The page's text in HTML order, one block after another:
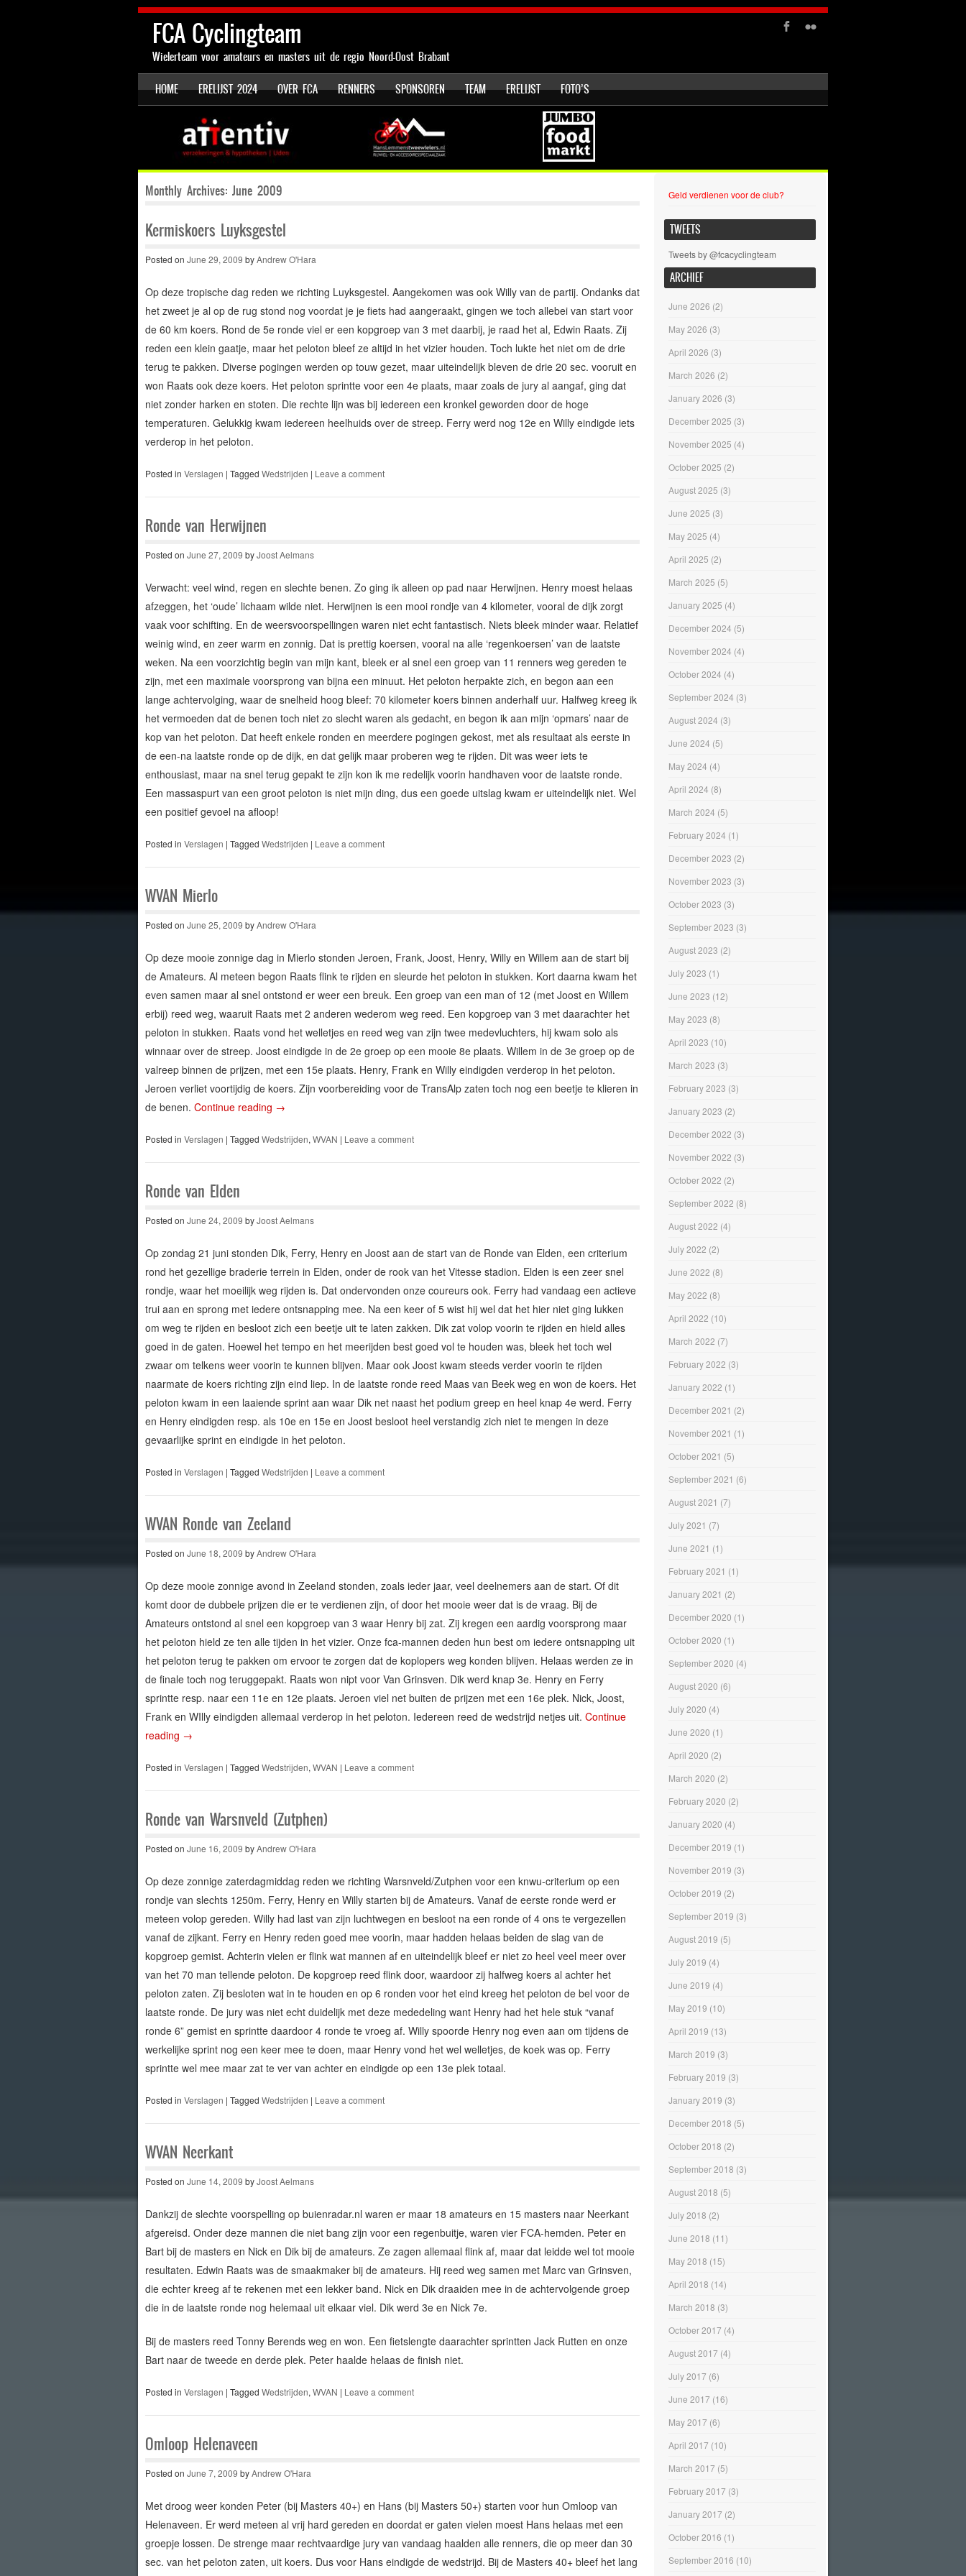
FCA Cyclingteam
Wielerteam voor amateurs en masters uit de regio Noord-Oost Brabant
Menu
SKIP TO CONTENT
HOME ERELIJST 2024 OVER FCA RENNERS SPONSOREN TEAM ERELIJST FOTO’S
Monthly Archives: June 2009
Kermiskoers Luyksgestel
Posted on June 29, 2009 byAndrew O'Hara
Op deze tropische dag reden we richting Luyksgestel. Aangekomen was ook Willy van de partij. Ondanks dat
het zweet je al op de rug stond nog voordat je je fiets had aangeraakt, gingen we toch allebei van start voor
de 60 km koers. Rond de 5e ronde viel er een kopgroep van 3 met daarbij, je raad het al, Edwin Raats. Zij
reden een klein gaatje, maar het peloton bleef ze altijd in het vizier houden. Toch lukte het niet om de drie
terug te pakken. Diverse pogingen werden op touw gezet, maar uiteindelijk bleven de drie 20 sec. vooruit en
won Raats ook deze koers. Het peloton sprintte voor een 4e plaats, maar zoals de jury al aangaf, ging dat
niet zonder harken en stoten. Die rechte lijn was bij iedereen een kronkel geworden door de hoge
temperaturen. Gelukkig kwam iedereen heelhuids over de streep. Ferry werd nog 12e en Willy eindigde iets
verderop in het peloton.
Posted in Verslagen | Tagged Wedstrijden | Leave a comment
Ronde van Herwijnen
Posted on June 27, 2009 byJoost Aelmans
Verwacht: veel wind, regen en slechte benen. Zo ging ik alleen op pad naar Herwijnen. Henry moest helaas
afzeggen, het ‘oude’ lichaam wilde niet. Herwijnen is een mooi rondje van 4 kilometer, vooral de dijk zorgt
vaak voor schifting. En de weersvoorspellingen waren niet echt fantastisch. Niets bleek minder waar. Relatief
weinig wind, en zeer warm en zonnig. Dat is prettig koersen, vooral na alle ‘regenkoersen’ van de laatste
weken. Na een voorzichtig begin van mijn kant, bleek er al snel een groep van 11 renners weg gereden te
zijn, met een maximale voorsprong van bijna een minuut. Het peloton herpakte zich, en begon aan een
lange achtervolging, waar de snelheid hoog bleef: 70 kilometer koers binnen anderhalf uur. Halfweg kreeg ik
het vermoeden dat de benen toch niet zo slecht waren als gedacht, en begon ik aan mijn ‘opmars’ naar de
kop van het peloton. Dat heeft enkele ronden en meerdere pogingen gekost, met als resultaat als eerste in
de een-na laatste ronde op de dijk, en dat gelijk maar proberen weg te rijden. Dit was weer iets te
enthousiast, maar na snel terug gepakt te zijn kon ik me redelijk voorin handhaven voor de laatste ronde.
Een massaspurt van een groot peloton is niet mijn ding, dus een goede uitslag kwam er uiteindelijk niet. Wel
een positief gevoel na afloop!
Posted in Verslagen | Tagged Wedstrijden | Leave a comment
WVAN Mierlo
Posted on June 25, 2009 byAndrew O'Hara
Op deze mooie zonnige dag in Mierlo stonden Jeroen, Frank, Joost, Henry, Willy en Willem aan de start bij
de Amateurs. Al meteen begon Raats flink te rijden en sleurde het peloton in stukken. Kort daarna kwam het
even samen maar al snel ontstond er weer een breuk. Een groep van een man of 12 (met Joost en Willem
erbij) reed weg, waaruit Raats met 2 anderen wederom weg reed. Een kopgroep van 3 met daarachter het
peloton in stukken. Raats vond het welletjes en reed weg van zijn twee medevluchters, hij kwam solo als
winnaar over de streep. Joost eindigde in de 2e groep op een mooie 8e plaats. Willem in de 3e groep op de
valreep binnen de prijzen, met een 15e plaats. Henry, Frank en Willy eindigden verderop in het peloton.
Jeroen verliet voortijdig de koers. Zijn voorbereiding voor de TransAlp zaten toch nog een beetje te klieren in
de benen. Continue reading →
Posted in Verslagen | Tagged Wedstrijden, WVAN | Leave a comment
Ronde van Elden
Posted on June 24, 2009 byJoost Aelmans
Op zondag 21 juni stonden Dik, Ferry, Henry en Joost aan de start van de Ronde van Elden, een criterium
rond het gezellige braderie terrein in Elden, onder de rook van het Vitesse stadion. Elden is een zeer snel
rondje, waar het moeilijk weg rijden is. Dat ondervonden onze coureurs ook. Ferry had vandaag een actieve
trui aan en sprong met iedere ontsnapping mee. Na een keer of 5 wist hij wel dat het hier niet ging lukken
om weg te rijden en besloot zich een beetje uit te laten zakken. Dik zat volop voorin te rijden en hield alles
goed in de gaten. Hoewel het tempo en het meerijden best goed vol te houden was, bleek het toch wel
zwaar om telkens weer voorin te kunnen blijven. Maar ook Joost kwam steeds verder voorin te rijden
naarmate de koers richting zijn eind liep. In de laatste ronde reed Maas van Beek weg en won de koers. Het
peloton kwam in een laaiende sprint aan waar Dik net naast het podium greep en heel knap 4e werd. Ferry
en Henry eindigden resp. als 10e en 15e en Joost besloot heel verstandig zich niet te mengen in deze
gevaarlijke sprint en eindigde in het peloton.
Posted in Verslagen | Tagged Wedstrijden | Leave a comment
WVAN Ronde van Zeeland
Posted on June 18, 2009 byAndrew O'Hara
Op deze mooie zonnige avond in Zeeland stonden, zoals ieder jaar, veel deelnemers aan de start. Of dit
komt door de dubbele prijzen die er te verdienen zijn, of door het mooie weer dat is de vraag. Bij de
Amateurs ontstond al snel een kopgroep van 3 waar Henry bij zat. Zij kregen een aardig voorsprong maar
het peloton hield ze ten alle tijden in het vizier. Onze fca-mannen deden hun best om iedere ontsnapping uit
het peloton terug te pakken om ervoor te zorgen dat de koplopers weg konden blijven. Helaas werden ze in
de finale toch nog teruggepakt. Raats won nipt voor Van Grinsven. Dik werd knap 3e. Henry en Ferry
sprintte resp. naar een 11e en 12e plaats. Jeroen viel net buiten de prijzen met een 16e plek. Nick, Joost,
Frank en WIlly eindigden allemaal verderop in het peloton. Iedereen reed de wedstrijd netjes uit. Continue
reading →
Posted in Verslagen | Tagged Wedstrijden, WVAN | Leave a comment
Ronde van Warsnveld (Zutphen)
Posted on June 16, 2009 byAndrew O'Hara
Op deze zonnige zaterdagmiddag reden we richting Warsnveld/Zutphen voor een knwu-criterium op een
rondje van slechts 1250m. Ferry, Henry en Willy starten bij de Amateurs. Vanaf de eerste ronde werd er
meteen volop gereden. Willy had last van zijn luchtwegen en besloot na een ronde of 4 ons te vergezellen
vanaf de zijkant. Ferry en Henry reden goed mee voorin, maar hadden helaas beiden de slag van de
kopgroep gemist. Achterin vielen er flink wat mannen af en uiteindelijk bleef er niet zo heel veel meer over
van het 70 man tellende peloton. De kopgroep reed flink door, waardoor zij halfweg koers al achter het
peloton zaten. Zij besloten wat in te houden en op 6 ronden voor het eind kreeg het peloton de bel voor de
laatste ronde. De jury was niet echt duidelijk met deze mededeling want Henry had het hele stuk “vanaf
ronde 6” gemist en sprintte daardoor 4 ronde te vroeg af. Willy spoorde Henry nog even aan om tijdens de
werkelijke sprint nog een keer mee te doen, maar Henry vond het wel welletjes, de koek was op. Ferry
sprintte wel mee maar zat te ver van achter en eindigde op een 13e plek totaal.
Posted in Verslagen | Tagged Wedstrijden | Leave a comment
WVAN Neerkant
Posted on June 14, 2009 byJoost Aelmans
Dankzij de slechte voorspelling op buienradar.nl waren er maar 18 amateurs en 15 masters naar Neerkant
afgereisd. Onder deze mannen die niet bang zijn voor een regenbuitje, waren vier FCA-hemden. Peter en
Bart bij de masters en Nick en Dik bij de amateurs. Ze zagen allemaal flink af, maar dat leidde wel tot mooie
resultaten. Edwin Raats was de smaakmaker bij de amateurs. Hij reed weg samen met Marc van Grinsven,
die echter kreeg af te rekenen met een lekker band. Nick en Dik draaiden mee in de achtervolgende groep
die in de laatste ronde nog helemaal uit elkaar viel. Dik werd 3e en Nick 7e.
Bij de masters reed Tonny Berends weg en won. Een fietslengte daarachter sprintten Jack Rutten en onze
Bart naar de tweede en derde plek. Peter haalde helaas de finish niet.
Posted in Verslagen | Tagged Wedstrijden, WVAN | Leave a comment
Omloop Helenaveen
Posted on June 7, 2009 byAndrew O'Hara
Met droog weer konden Peter (bij Masters 40+) en Hans (bij Masters 50+) starten voor hun Omloop van
Helenaveen. Er werd meteen al vrij hard gereden en doordat er gaten vielen moest Hans helaas met een
groepje lossen. De strenge maar rechtvaardige jury van vandaag haalden alle renners, die op meer dan 30
sec. van het peloton zaten, uit koers. Dus voor Hans eindigde de wedstrijd. Bij de Masters 40+ bleef het lang
Geld verdienen voor de club?
TWEETS
Tweets by @fcacyclingteam
ARCHIEF
June 2026 (2)
May 2026 (3)
April 2026 (3)
March 2026 (2)
January 2026 (3)
December 2025 (3)
November 2025 (4)
October 2025 (2)
August 2025 (3)
June 2025 (3)
May 2025 (4)
April 2025 (2)
March 2025 (5)
January 2025 (4)
December 2024 (5)
November 2024 (4)
October 2024 (4)
September 2024 (3)
August 2024 (3)
June 2024 (5)
May 2024 (4)
April 2024 (8)
March 2024 (5)
February 2024 (1)
December 2023 (2)
November 2023 (3)
October 2023 (3)
September 2023 (3)
August 2023 (2)
July 2023 (1)
June 2023 (12)
May 2023 (8)
April 2023 (10)
March 2023 (3)
February 2023 (3)
January 2023 (2)
December 2022 (3)
November 2022 (3)
October 2022 (2)
September 2022 (8)
August 2022 (4)
July 2022 (2)
June 2022 (8)
May 2022 (8)
April 2022 (10)
March 2022 (7)
February 2022 (3)
January 2022 (1)
December 2021 (2)
November 2021 (1)
October 2021 (5)
September 2021 (6)
August 2021 (7)
July 2021 (7)
June 2021 (1)
February 2021 (1)
January 2021 (2)
December 2020 (1)
October 2020 (1)
September 2020 (4)
August 2020 (6)
July 2020 (4)
June 2020 (1)
April 2020 (2)
March 2020 (2)
February 2020 (2)
January 2020 (4)
December 2019 (1)
November 2019 (3)
October 2019 (2)
September 2019 (3)
August 2019 (5)
July 2019 (4)
June 2019 (4)
May 2019 (10)
April 2019 (13)
March 2019 (3)
February 2019 (3)
January 2019 (3)
December 2018 (5)
October 2018 (2)
September 2018 (3)
August 2018 (5)
July 2018 (2)
June 2018 (11)
May 2018 (15)
April 2018 (14)
March 2018 (3)
October 2017 (4)
August 2017 (4)
July 2017 (6)
June 2017 (16)
May 2017 (6)
April 2017 (10)
March 2017 (5)
February 2017 (3)
January 2017 (2)
October 2016 (1)
September 2016 (10)